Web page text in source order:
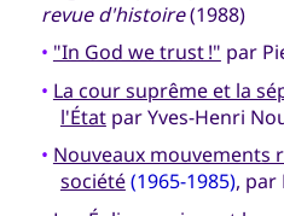
revue d'histoire(1988)
• "In God we trust !" par
• La cour suprême et la
l'Étatpar Yves-Henri
• Nouveaux mouvements
société(1965-1985), par